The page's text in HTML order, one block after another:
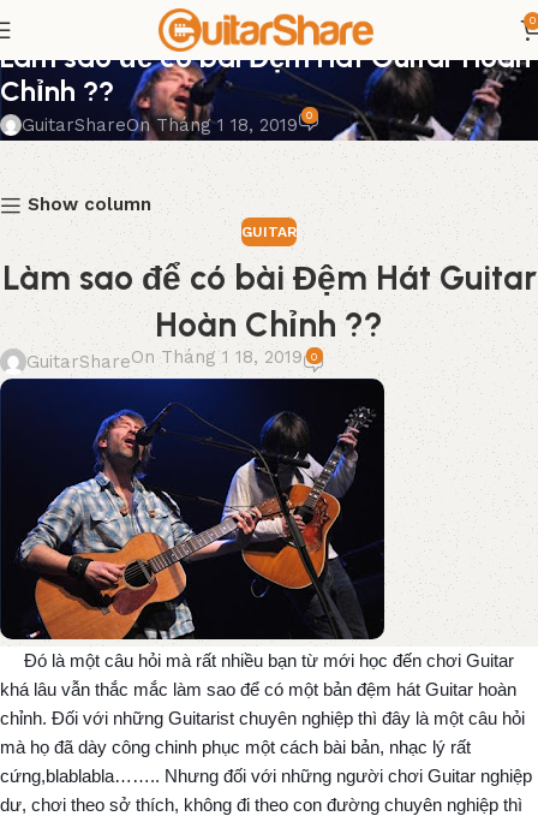
0
GUITAR
Làm sao để có bài Đệm Hát Guitar Hoàn
Chỉnh ??
GuitarShareOn Tháng 1 18, 2019 0
Show column
GUITAR
Làm sao để có bài Đệm Hát Guitar
Hoàn Chỉnh ??
GuitarShareOn Tháng 1 18, 2019 0
Đó là một câu hỏi mà rất nhiều bạn từ mới học đến chơi Guitar
khá lâu vẫn thắc mắc làm sao để có một bản đệm hát Guitar hoàn
chỉnh. Đối với những Guitarist chuyên nghiệp thì đây là một câu hỏi
mà họ đã dày công chinh phục một cách bài bản, nhạc lý rất
cứng,blablabla…….. Nhưng đối với những người chơi Guitar nghiệp
dư, chơi theo sở thích, không đi theo con đường chuyên nghiệp thì